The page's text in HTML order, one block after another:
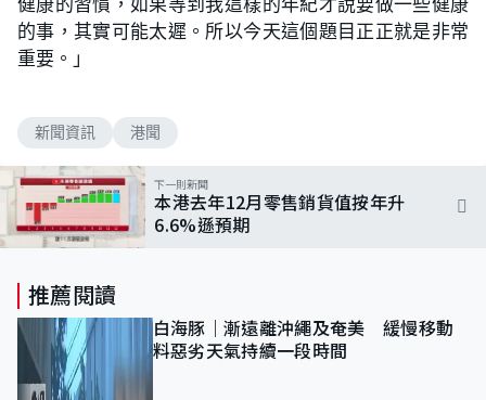
的事，其實可能太遲。所以今天這個題目正正就是非常
重要。」
新聞資訊 港聞
下一則新聞
本港去年12月零售銷貨值按年升
6.6%遜預期
推薦閱讀
白海豚｜漸遠離沖繩及奄美 緩慢移動
料惡劣天氣持續一段時間